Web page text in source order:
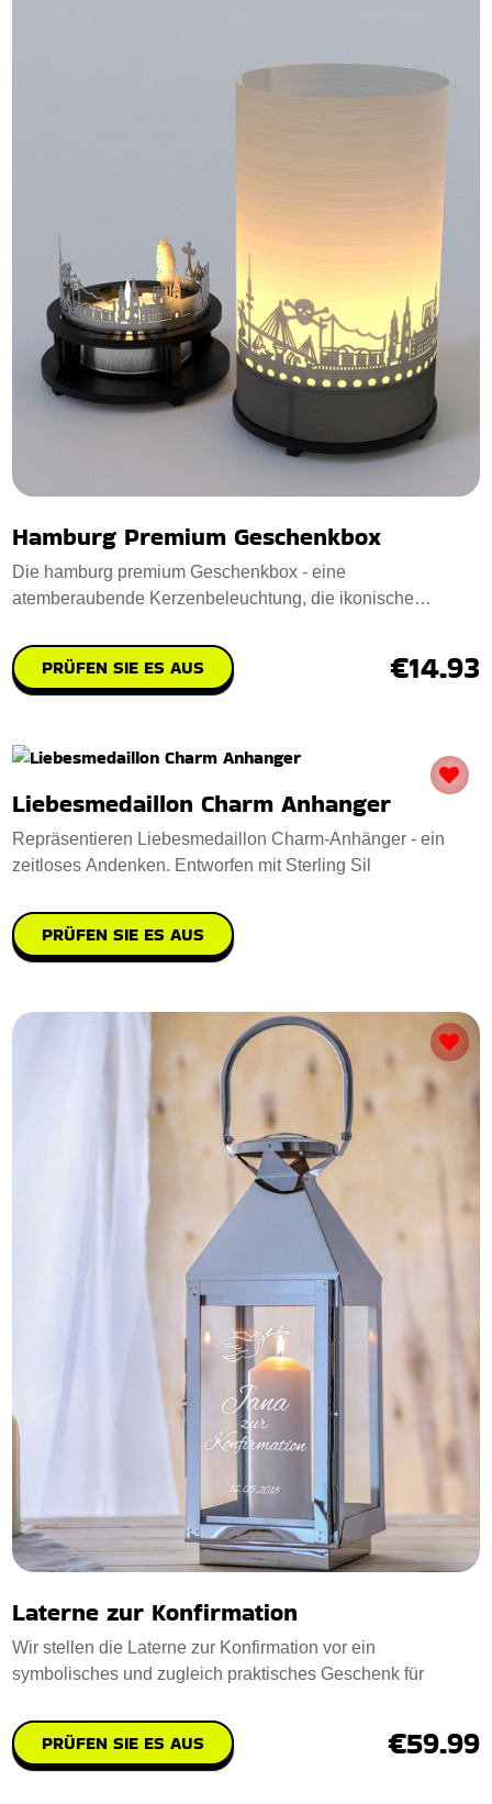
Hamburg Premium Geschenkbox
Die hamburg premium Geschenkbox - eine
atemberaubende Kerzenbeleuchtung, die ikonische
PRÜFEN SIE ES AUS €14.93
Liebesmedaillon Charm Anhanger
Repräsentieren Liebesmedaillon Charm-Anhänger - ein
zeitloses Andenken. Entworfen mit Sterling Sil
PRÜFEN SIE ES AUS
Laterne zur Konfirmation
Wir stellen die Laterne zur Konfirmation vor ein
symbolisches und zugleich praktisches Geschenk für
PRÜFEN SIE ES AUS €59.99